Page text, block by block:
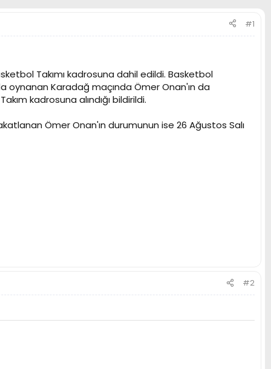
#1
Takımı kadrosuna dahil edildi. Basketbol
oynanan Karadağ maçında Ömer Onan'ın da
kadrosuna alındığı bildirildi.
Ömer Onan'ın durumunun ise 26 Ağustos Salı
#2